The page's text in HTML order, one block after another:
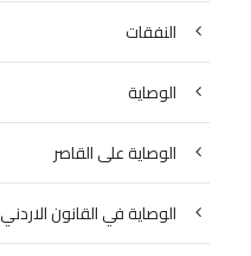
النفقات
الوصاية
الوصاية على القاصر
الوصاية في القانون الاردني